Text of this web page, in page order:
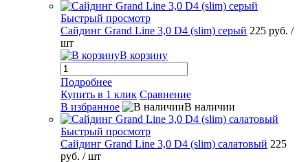
Быстрый просмотр
Сайдинг Grand Line 3,0 D4 (slim) серый 225 руб. /
шт
В корзину
Подробнее
Купить в 1 клик Сравнение
В избранное
В наличии
Быстрый просмотр
Сайдинг Grand Line 3,0 D4 (slim) салатовый 225
руб. / шт